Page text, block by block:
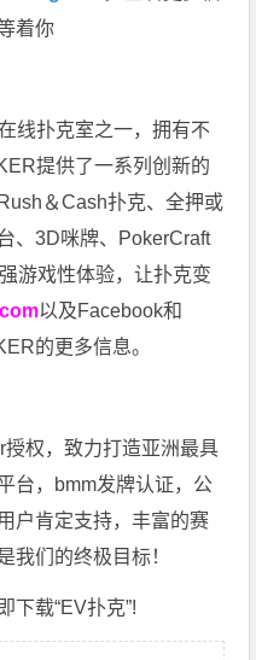
着你
线扑克室之一，拥有不
提供了一系列创新的
＆Cash扑克、全押或
、3D咪牌、PokerCraft
游戏性体验，让扑克变
以及Facebook和
的更多信息。
权，致力打造亚洲最具
台，bmm发牌认证，公
户肯定支持，丰富的赛
我们的终极目标！
下载“EV扑克”!